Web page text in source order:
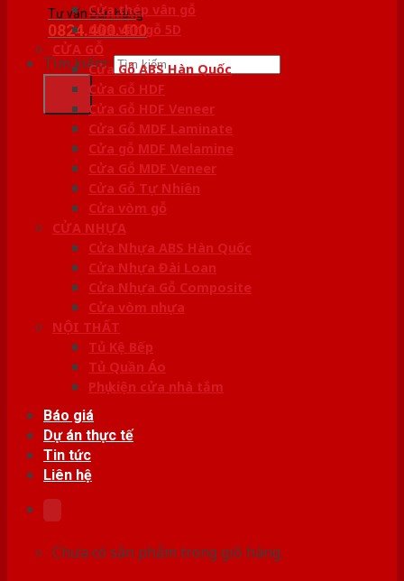
Tư vấn bán hàng
0824.400.400
Tìm kiếm:
Cửa thép vân gỗ
Cửa vân gỗ 5D
CỬA GỖ
Cửa Gỗ ABS Hàn Quốc
Cửa Gỗ HDF
Cửa Gỗ HDF Veneer
Cửa Gỗ MDF Laminate
Cửa gỗ MDF Melamine
Cửa Gỗ MDF Veneer
Cửa Gỗ Tự Nhiên
Cửa vòm gỗ
CỬA NHỰA
Cửa Nhựa ABS Hàn Quốc
Cửa Nhựa Đài Loan
Cửa Nhựa Gỗ Composite
Cửa vòm nhựa
NỘI THẤT
Tủ Kệ Bếp
Tủ Quần Áo
Phụ kiện cửa nhà tắm
Báo giá
Dự án thực tế
Tin tức
Liên hệ
Chưa có sản phẩm trong giỏ hàng.